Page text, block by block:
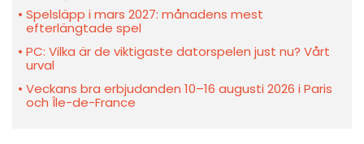
Spelsläpp i mars 2027: månadens mest
efterlängtade spel
PC: Vilka är de viktigaste datorspelen just nu? Vårt
urval
Veckans bra erbjudanden 10–16 augusti 2026 i Paris
och Île-de-France